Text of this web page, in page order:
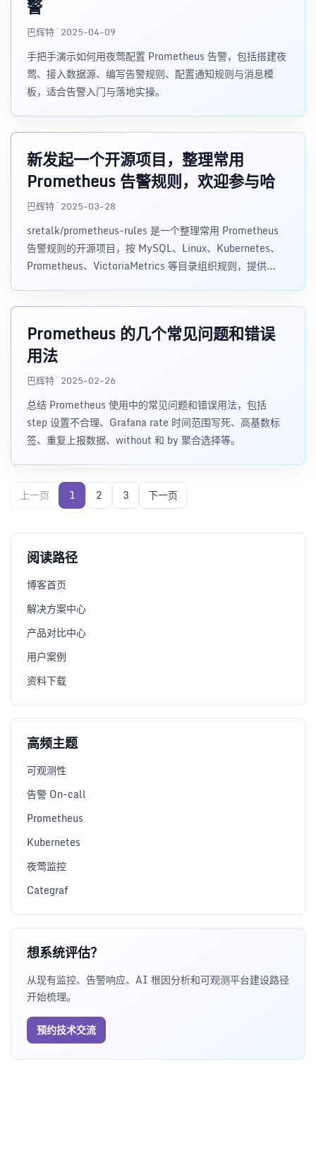
警
巴辉特 · 2025-04-09
手把手演示如何用夜莺配置 Prometheus 告警，包括搭建夜
莺、接入数据源、编写告警规则、配置通知规则与消息模
板，适合告警入门与落地实操。
新发起一个开源项目，整理常用
Prometheus 告警规则，欢迎参与哈
巴辉特 · 2025-03-28
sretalk/prometheus-rules 是一个整理常用 Prometheus
告警规则的开源项目，按 MySQL、Linux、Kubernetes、
Prometheus、VictoriaMetrics 等目录组织规则，提供
Prometheus 的几个常见问题和错误
用法
巴辉特 · 2025-02-26
总结 Prometheus 使用中的常见问题和错误用法，包括
step 设置不合理、Grafana rate 时间范围写死、高基数标
签、重复上报数据、without 和 by 聚合选择等。
上一页 1 2 3 下一页
阅读路径
博客首页
解决方案中心
产品对比中心
用户案例
资料下载
高频主题
可观测性
告警 On-call
Prometheus
Kubernetes
夜莺监控
Categraf
想系统评估？
从现有监控、告警响应、AI 根因分析和可观测平台建设路径
开始梳理。
预约技术交流